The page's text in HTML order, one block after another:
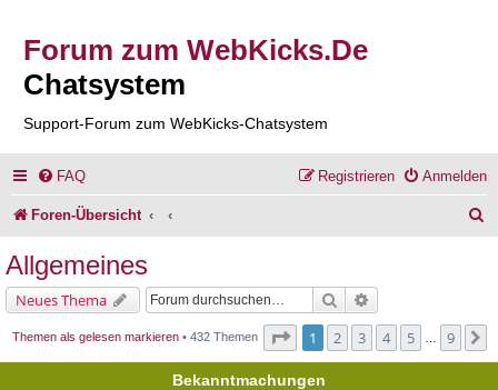
Forum zum WebKicks.De
Chatsystem
Support-Forum zum WebKicks-Chatsystem
FAQ Anmelden
Registrieren
Foren-Übersicht
Allgemeines
Neues Thema Suche
Themen als gelesen markieren• 432 Themen Seite von
1 2 3 4 5 9
Bekanntmachungen